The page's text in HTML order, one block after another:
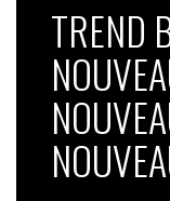
TREND